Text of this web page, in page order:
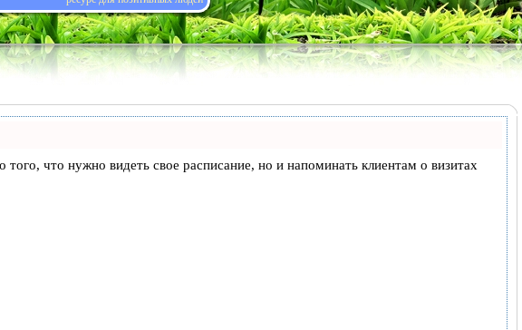
что нужно видеть свое расписание, но и напоминать клиентам о визитах